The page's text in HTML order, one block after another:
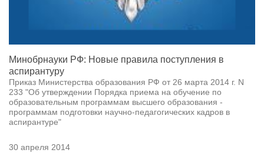
Минобрнауки РФ: Новые правила поступления в
аспирантуру
Приказ Министерства образования РФ от 26 марта 2014 г. N
233 "Об утверждении Порядка приема на обучение по
образовательным программам высшего образования -
программам подготовки научно-педагогических кадров в
аспирантуре"
30 апреля 2014